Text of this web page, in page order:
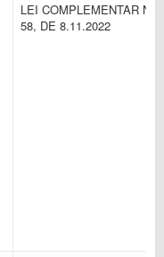
LEI COMPLEMENTAR N.
58, DE 8.11.2022